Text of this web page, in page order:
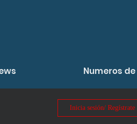
Numeros
Inicia sesión/ Regístrate